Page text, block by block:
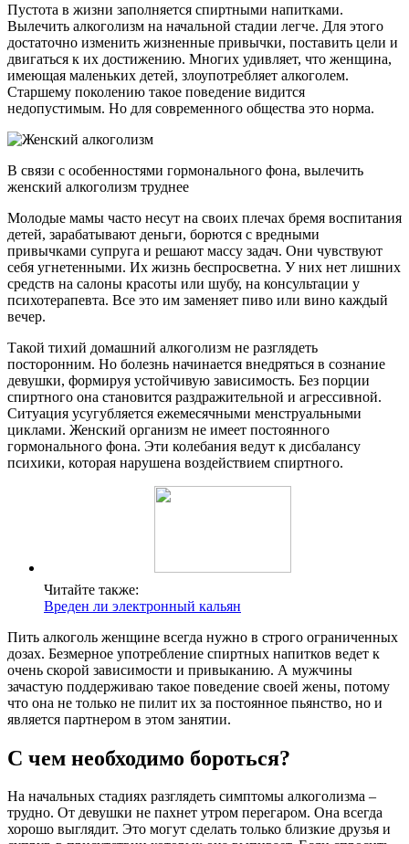
Пустота в жизни заполняется спиртными напитками.
Вылечить алкоголизм на начальной стадии легче. Для этого
достаточно изменить жизненные привычки, поставить цели и
двигаться к их достижению. Многих удивляет, что женщина,
имеющая маленьких детей, злоупотребляет алкоголем.
Старшему поколению такое поведение видится
недопустимым. Но для современного общества это норма.
В связи с особенностями гормонального фона, вылечить
женский алкоголизм труднее
Молодые мамы часто несут на своих плечах бремя воспитания
детей, зарабатывают деньги, борются с вредными
привычками супруга и решают массу задач. Они чувствуют
себя угнетенными. Их жизнь беспросветна. У них нет лишних
средств на салоны красоты или шубу, на консультации у
психотерапевта. Все это им заменяет пиво или вино каждый
вечер.
Такой тихий домашний алкоголизм не разглядеть
посторонним. Но болезнь начинается внедряться в сознание
девушки, формируя устойчивую зависимость. Без порции
спиртного она становится раздражительной и агрессивной.
Ситуация усугубляется ежемесячными менструальными
циклами. Женский организм не имеет постоянного
гормонального фона. Эти колебания ведут к дисбалансу
психики, которая нарушена воздействием спиртного.
Читайте также:
Вреден ли электронный кальян
Пить алкоголь женщине всегда нужно в строго ограниченных
дозах. Безмерное употребление спиртных напитков ведет к
очень скорой зависимости и привыканию. А мужчины
зачастую поддерживаю такое поведение своей жены, потому
что она не только не пилит их за постоянное пьянство, но и
является партнером в этом занятии.
С чем необходимо бороться?
На начальных стадиях разглядеть симптомы алкоголизма –
трудно. От девушки не пахнет утром перегаром. Она всегда
хорошо выглядит. Это могут сделать только близкие друзья и